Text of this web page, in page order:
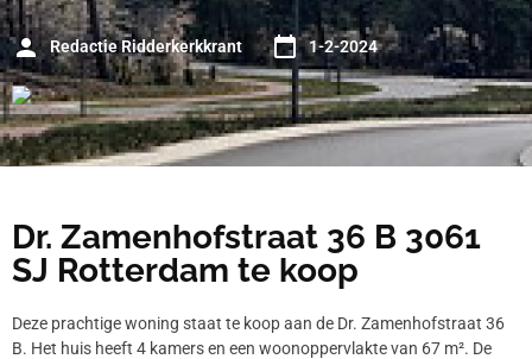
Redactie Ridderkerkkrant 1-2-2024
Dr. Zamenhofstraat 36 B 3061
SJ Rotterdam te koop
Deze prachtige woning staat te koop aan de Dr. Zamenhofstraat 36
B. Het huis heeft 4 kamers en een woonoppervlakte van 67 m². De